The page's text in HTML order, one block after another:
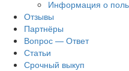
Информация о
Отзывы
Партнёры
Вопрос — Ответ
Статьи
Срочный выкуп